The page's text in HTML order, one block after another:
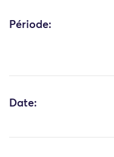
Période:
Date: